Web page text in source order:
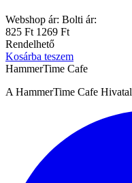
Webshop ár: Bolti ár:
825 Ft 1269 Ft
Rendelhető
Kosárba teszem
HammerTime Cafe
A HammerTime Cafe